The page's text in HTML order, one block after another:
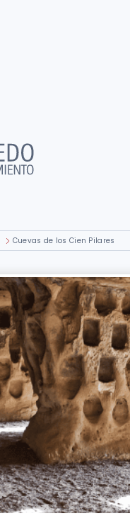
Cuevas de los Cien Pilares